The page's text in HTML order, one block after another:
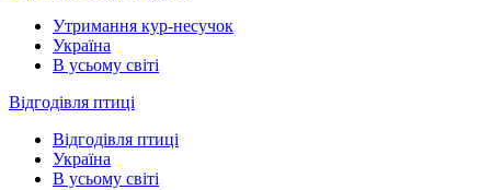
Утримання кур-несучок
Україна
В усьому світі
Відгодівля птиці
Відгодівля птиці
Україна
В усьому світі